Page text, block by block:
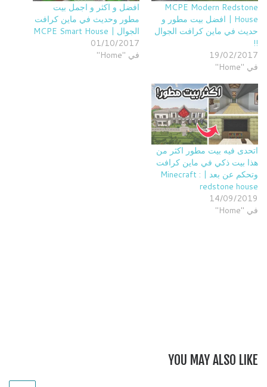
MCPE Modern Redstone
House | افضل بيت مطور و
حديث في ماين كرافت الجوال
!!
19/02/2017
في "Home"
افضل و اكثر و اجمل بيت
مطور وحديث في ماين كرافت
الجوال | MCPE Smart House
01/10/2017
في "Home"
اتحدى فيه بيت مطور اكثر من
هذا بيت ذكي في ماين كرافت
وتحكم عن بعد | Minecraft :
redstone house
14/09/2019
في "Home"
YOU MAY ALSO LIKE